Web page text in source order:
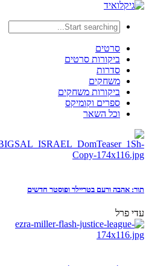
סרטים
ביקורות סרטים
סדרות
משחקים
ביקורות משחקים
ספרים וקומיקס
וכל השאר
תור: אהבה ורעם בטריילר ופוסטר חדשים
עדי פרל